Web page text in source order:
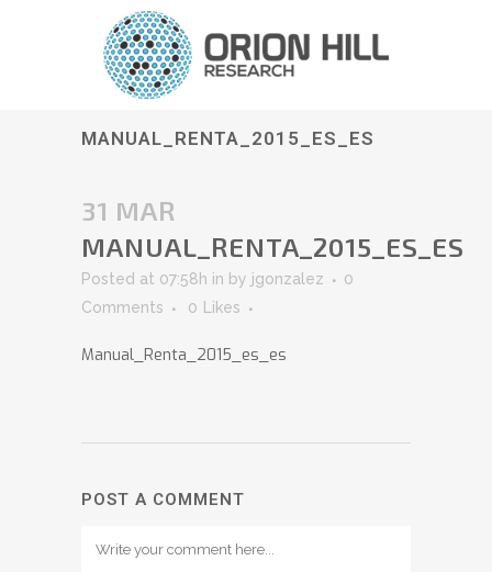
MANUAL_RENTA_2015_ES_ES
31 MAR
MANUAL_RENTA_2015_ES_ES
Posted at 07:58h in by jgonzalez
0
Comments
0 Likes
Manual_Renta_2015_es_es
POST A COMMENT